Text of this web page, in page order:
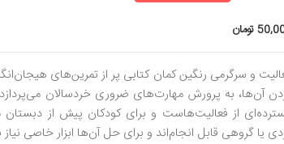
تومان
و سرگرمی رنگین کمان کتابی پر از تمرین‌های
آن‌ها، به پرورش مهارت‌های ضروری خردسالان
از فعالیت‌هاست و برای کودکان پیش از
یا گروهی قابل انجام‌اند و برای حل آن‌ها ابزار خاصی